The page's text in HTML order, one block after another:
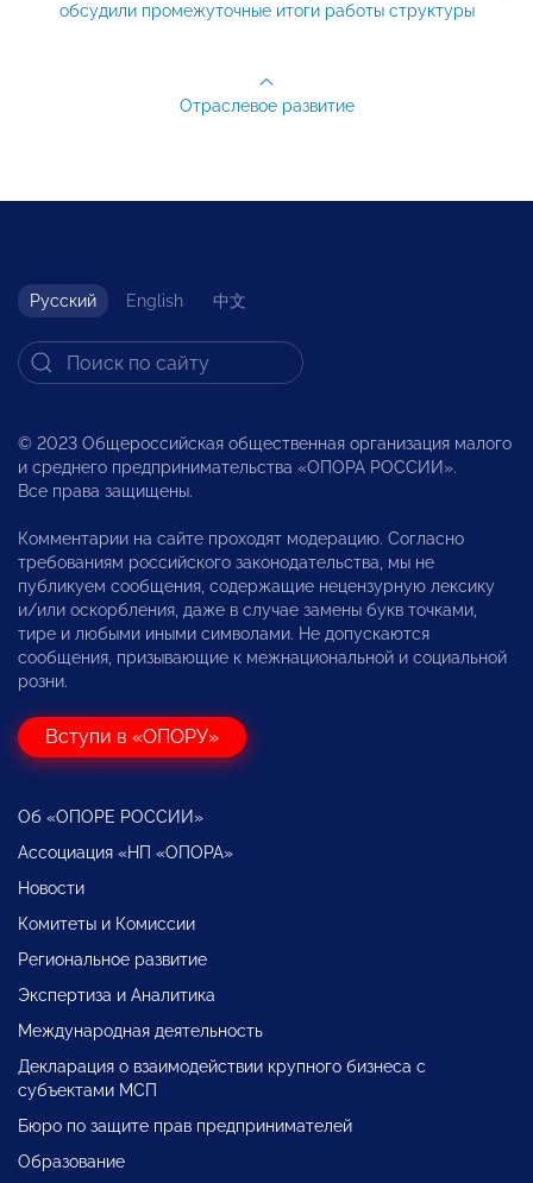
обсудили промежуточные итоги работы структуры
Отраслевое развитие
Русский English 中文
© 2023 Общероссийская общественная организация малого
и среднего предпринимательства «ОПОРА РОССИИ».
Все права защищены.
Комментарии на сайте проходят модерацию. Согласно
требованиям российского законодательства, мы не
публикуем сообщения, содержащие нецензурную лексику
и/или оскорбления, даже в случае замены букв точками,
тире и любыми иными символами. Не допускаются
сообщения, призывающие к межнациональной и социальной
розни.
Вступи в «ОПОРУ»
Об «ОПОРЕ РОССИИ»
Ассоциация «НП «ОПОРА»
Новости
Комитеты и Комиссии
Региональное развитие
Экспертиза и Аналитика
Международная деятельность
Декларация о взаимодействии крупного бизнеса с
субъектами МСП
Бюро по защите прав предпринимателей
Образование